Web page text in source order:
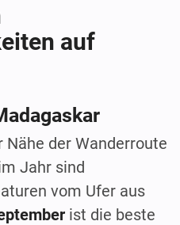
auf
der Wanderroute
Jahr sind
vom Ufer aus
ist die beste